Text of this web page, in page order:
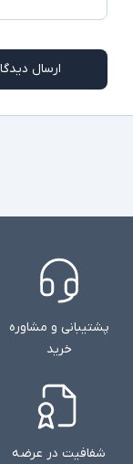
ارسال
پشتیبانی و مشاوره
خرید
شفافیت در عرضه